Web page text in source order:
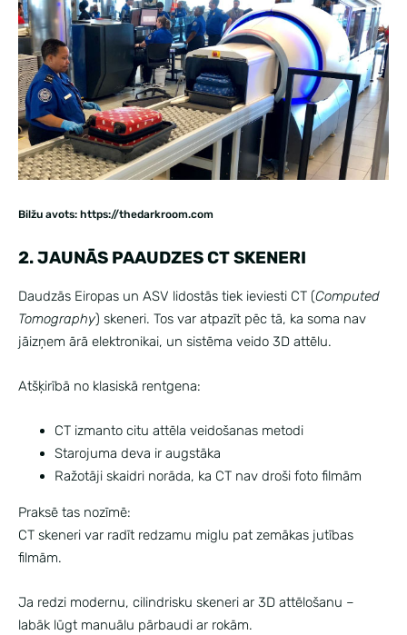
Bilžu avots: https://thedarkroom.com
2. JAUNĀS PAAUDZES CT SKENERI
Daudzās Eiropas un ASV lidostās tiek ieviesti CT (Computed
Tomography) skeneri. Tos var atpazīt pēc tā, ka soma nav
jāizņem ārā elektronikai, un sistēma veido 3D attēlu.
Atšķirībā no klasiskā rentgena:
CT izmanto citu attēla veidošanas metodi
Starojuma deva ir augstāka
Ražotāji skaidri norāda, ka CT nav droši foto filmām
Praksē tas nozīmē:
CT skeneri var radīt redzamu miglu pat zemākas jutības
filmām.
Ja redzi modernu, cilindrisku skeneri ar 3D attēlošanu –
labāk lūgt manuālu pārbaudi ar rokām.